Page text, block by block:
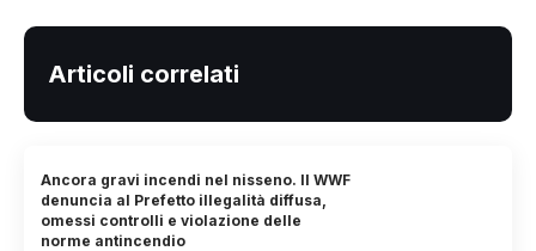
Articoli correlati
Ancora gravi incendi nel nisseno. Il WWF
denuncia al Prefetto illegalità diffusa,
omessi controlli e violazione delle
norme antincendio